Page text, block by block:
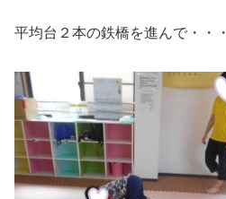
平均台２本の鉄橋を進んで・・・